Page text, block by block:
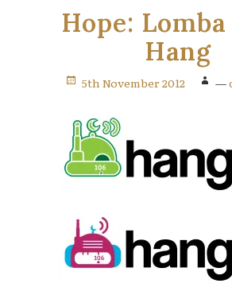
Hope:
Hang
5th November 2012 —